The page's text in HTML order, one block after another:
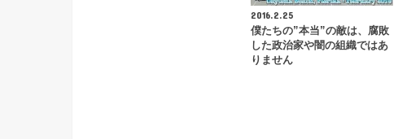
2016.2.25
僕たちの”本当”の敵は、腐敗
した政治家や闇の組織ではあ
りません